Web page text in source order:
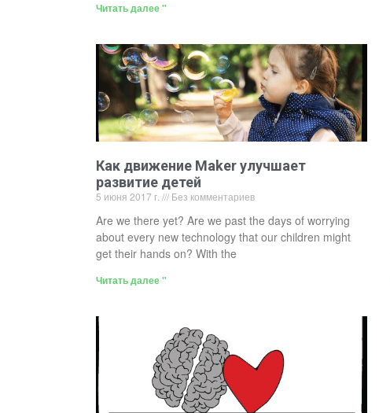
Читать далее "
Как движение Maker улучшает
развитие детей
5 июня 2017 г. Без комментариев
Are we there yet? Are we past the days of worrying
about every new technology that our children might
get their hands on? With the
Читать далее "